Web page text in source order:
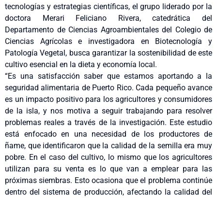
tecnologías y estrategias científicas, el grupo liderado por la
doctora Merari Feliciano Rivera, catedrática del
Departamento de Ciencias Agroambientales del Colegio de
Ciencias Agrícolas e investigadora en Biotecnología y
Patología Vegetal, busca garantizar la sostenibilidad de este
cultivo esencial en la dieta y economía local.
“Es una satisfacción saber que estamos aportando a la
seguridad alimentaria de Puerto Rico. Cada pequeño avance
es un impacto positivo para los agricultores y consumidores
de la isla, y nos motiva a seguir trabajando para resolver
problemas reales a través de la investigación. Este estudio
está enfocado en una necesidad de los productores de
ñame, que identificaron que la calidad de la semilla era muy
pobre. En el caso del cultivo, lo mismo que los agricultores
utilizan para su venta es lo que van a emplear para las
próximas siembras. Esto ocasiona que el problema continúe
dentro del sistema de producción, afectando la calidad del